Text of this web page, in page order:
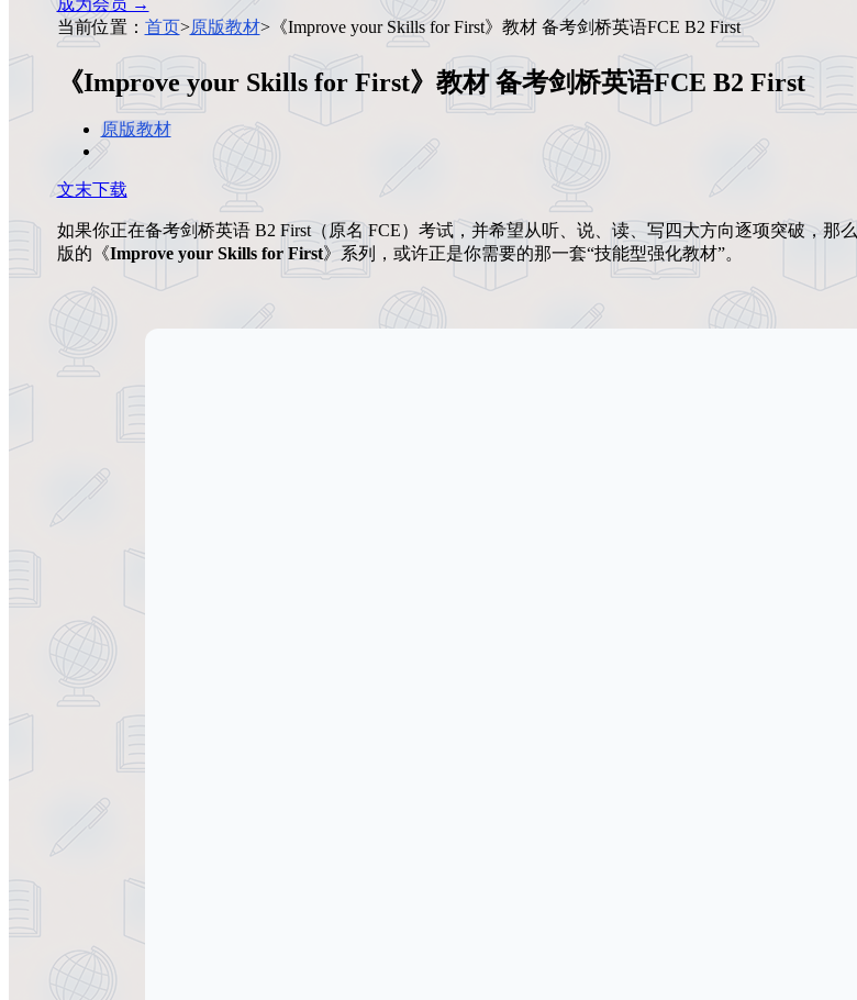
成为会员 →
当前位置： 首页>原版教材>《Improve your Skills for First》教材 备考剑桥英语FCE B2 First
《Improve your Skills for First》教材 备考剑桥英语FCE B2 First
原版教材
文末下载
如果你正在备考剑桥英语 B2 First（原名 FCE）考试，并希望从听、说、读、写四大方向逐项突破，那么
版的《Improve your Skills for First》系列，或许正是你需要的那一套“技能型强化教材”。